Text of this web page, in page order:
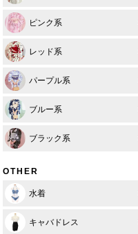
ピンク系
レッド系
パープル系
ブルー系
ブラック系
OTHER
水着
キャバドレス